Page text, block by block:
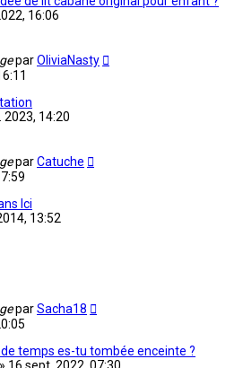
16:06
parOliviaNasty
2023, 14:20
parCatuche
Ici
13:52
parSacha18
temps es-tu tombée enceinte ?